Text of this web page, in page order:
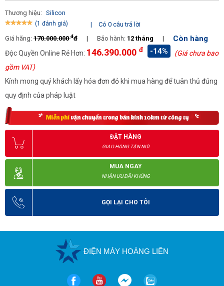
Thương hiệu: Silicon
(1 đánh giá) |
Có 0 câu trả lời
Giá hãng: 170.000.000đđ | Bảo hành: 12 tháng | Còn hàng
Độc Quyền Online Rẻ Hơn: 146.390.000 đ -14%
(Giá chưa bao
gồm VAT)
Kính mong quý khách lấy hóa đơn đỏ khi mua hàng để tuân thủ đúng
quy định của pháp luật
ĐẶT HÀNG
GIAO HÀNG TẬN NƠI
MUA NGAY
NHẬN ƯU ĐÃI KHỦNG
GỌI LẠI CHO TÔI
ĐIỆN MÁY HOÀNG LIÊN